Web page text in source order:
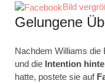
Bild
Gelungene
Nachdem Williams die
und die Intention
hatte, postete sie auf